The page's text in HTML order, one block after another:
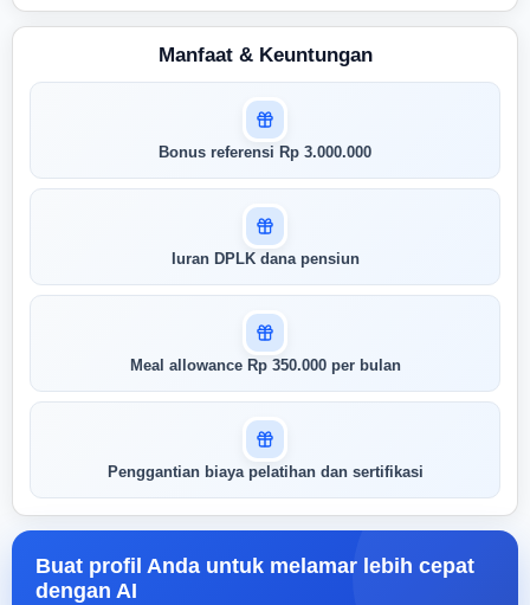
Masuk untuk melihat skor
pertandingan AI Anda
menunjukkan seberapa cocok keahlian
Anda dengan peran ini
Manfaat & Keuntungan
Bonus referensi Rp 3.000.000
Iuran DPLK dana pensiun
Meal allowance Rp 350.000 per bulan
Penggantian biaya pelatihan dan sertifikasi
Buat profil Anda untuk melamar lebih cepat
dengan AI